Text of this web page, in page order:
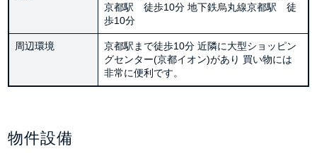
京都駅 徒歩10分 地下鉄烏丸線京都駅 徒
歩10分
周辺環境
京都駅まで徒歩10分 近隣に大型ショッピン
グセンター(京都イオン)があり 買い物には
非常に便利です。
物件設備